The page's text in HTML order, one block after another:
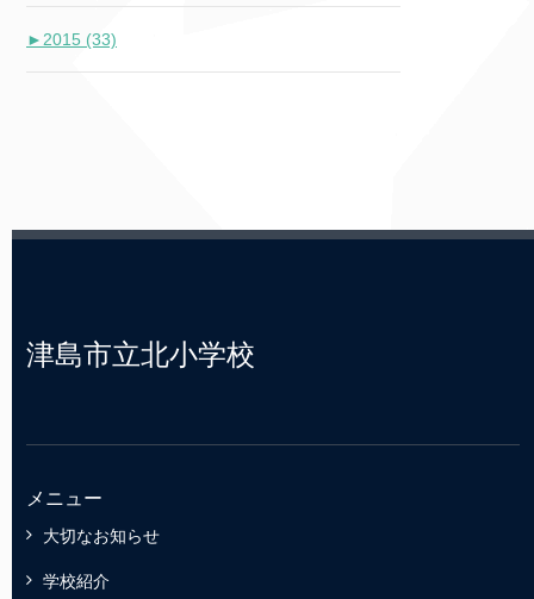
► 2015 (33)
津島市立北小学校
メニュー
大切なお知らせ
学校紹介